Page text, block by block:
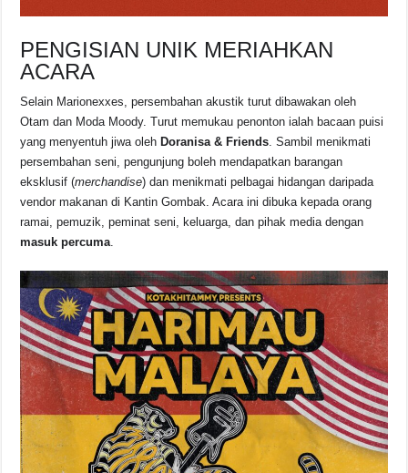
PENGISIAN UNIK MERIAHKAN
ACARA
Selain Marionexxes, persembahan akustik turut dibawakan oleh
Otam dan Moda Moody. Turut memukau penonton ialah bacaan puisi
yang menyentuh jiwa oleh Doranisa & Friends. Sambil menikmati
persembahan seni, pengunjung boleh mendapatkan barangan
eksklusif (merchandise) dan menikmati pelbagai hidangan daripada
vendor makanan di Kantin Gombak. Acara ini dibuka kepada orang
ramai, pemuzik, peminat seni, keluarga, dan pihak media dengan
masuk percuma.